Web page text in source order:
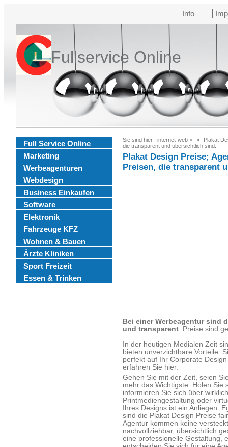
Info
Fullservice Online
Full Service Online
Marketing
Werbeagenturen
Webdesign
Business Einkaufen
Software
Elektronik
Fahrzeuge KFZ
Wohnen & Bauen
Ärzte Kliniken
Sport Freizeit
Essen & Trinken
Sie sind hier : internet-web >
Plakat
die transparent und übersichtlich sind.
Plakat Design Preise;
Preisen, die transparent
Bei einer Werbeagentur sind
und transparent. Preise sind
In der heutigen Medialen Zeit
bieten unverzichtbare Vorteile.
perfekt auf Ihr Corporate
erfahren Sie hier.
Gehen Sie mit der Zeit, seien
mehr das Wichtigste. Holen Sie
informieren Sie sich über
Printmediengestaltung oder
Ihres Designs ist ein Anliegen.
sind die Plakat Design Preise
Agentur kommen keine
nachvollziehbar, übersichtlich
eine professionelle Gestaltung,